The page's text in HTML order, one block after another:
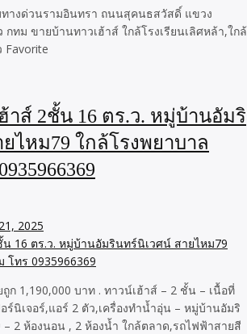
ทางด่วนรามอินทรา ถนนสุคนธสวัสดิ์ แขวง
กทม ขายบ้านทาวเฮ้าส์ ใกล้โรงเรียนเลิศหล้า,ใกล้
Favorite
าส์ 2ชั้น 16 ตร.ว. หมู่บ้านอัมริ
ไหม79 ใกล้โรงพยาบาล
2025
ก 1,190,000 บาท . ทาวน์เฮ้าส์ – 2 ชั้น – เนื้อที่
ร์นิเจอร์,แอร์ 2 ตัว,เครื่องทำน้ำอุ่น – หมู่บ้านอัมริ
2 ห้องนอน , 2 ห้องน้ำ ใกล้ตลาด,รถไฟฟ้าสายสี